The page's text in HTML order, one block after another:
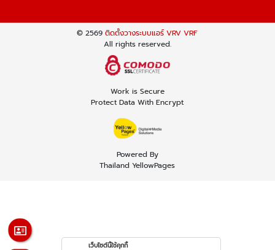
© 2569ติดตั้งวางระบบแอร์ VRV VRF
All rights reserved.
Work is Secure
Protect Data With Encrypt
Powered By
Thailand YellowPages
เว็บไซต์นี้ใช้คุกกี้